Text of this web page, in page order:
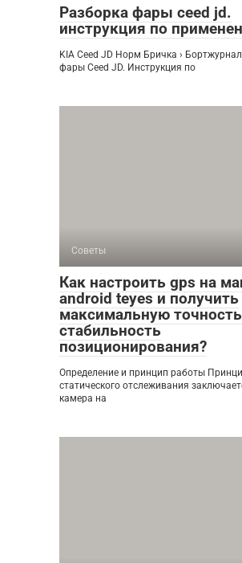
Разборка фары ceed jd.
инструкция по
KIA Ceed JD Норм Бричка ›
фары Ceed JD. Инструкция по
Советы
Как настроить gps на
android teyes и получить
максимальную
стабильность
позиционирования?
Определение и принцип работы
статического отслеживания
камера на